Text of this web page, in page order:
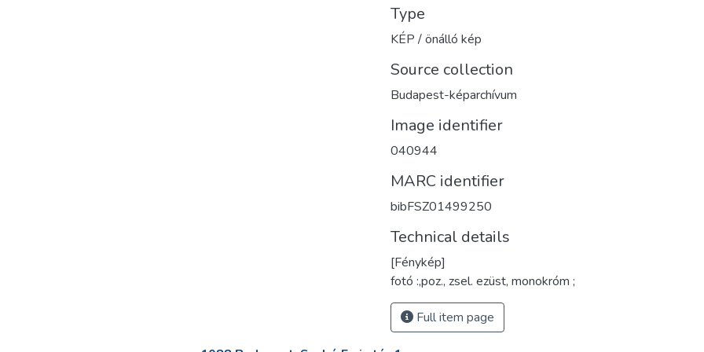
Type
KÉP / önálló kép
Source collection
Budapest-képarchívum
Image identifier
040944
MARC identifier
bibFSZ01499250
Technical details
[Fénykép]
fotó :,poz., zsel. ezüst, monokróm ;
Full item page